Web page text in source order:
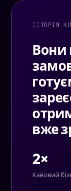
ІСТОРІЯ
Вони
вже
2×
Кавовий